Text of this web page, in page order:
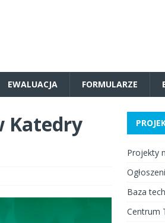
EWALUACJA FORMULARZE
Katedry
Projekty
Baza
Centrum